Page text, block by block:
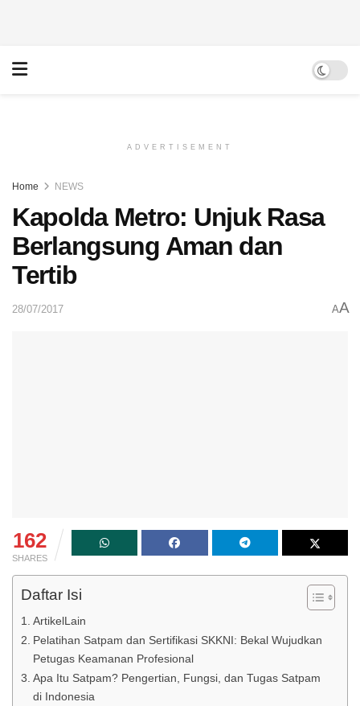
ADVERTISEMENT
Home NEWS
Kapolda Metro: Unjuk Rasa
Berlangsung Aman dan
Tertib
28/07/2017 AA
162
SHARES
Daftar Isi
ArtikelLain
Pelatihan Satpam dan Sertifikasi SKKNI: Bekal Wujudkan
Petugas Keamanan Profesional
Apa Itu Satpam? Pengertian, Fungsi, dan Tugas Satpam
di Indonesia